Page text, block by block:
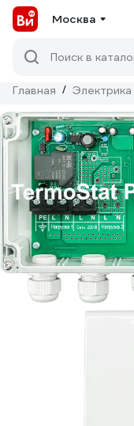
Москва
Поиск в
Главная / Электрика